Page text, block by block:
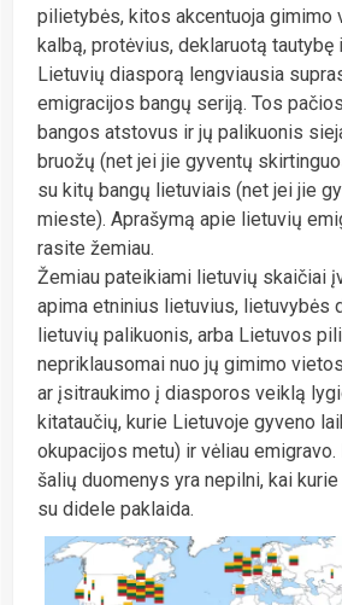
pilietybės, kitos akcentuoja gimimo
kalbą, protėvius, deklaruotą tautybę
Lietuvių diasporą lengviausia
emigracijos bangų seriją. Tos
bangos atstovus ir jų palikuonis
bruožų (net jei jie gyventų
su kitų bangų lietuviais (net jei jie
mieste). Aprašymą apie lietuvių
rasite žemiau.
Žemiau pateikiami lietuvių skaičiai
apima etninius lietuvius, lietuvybės
lietuvių palikuonis, arba Lietuvos
nepriklausomai nuo jų gimimo
ar įsitraukimo į diasporos veiklą
kitataučių, kurie Lietuvoje gyveno
okupacijos metu) ir vėliau emigravo.
šalių duomenys yra nepilni, kai
su didele paklaida.